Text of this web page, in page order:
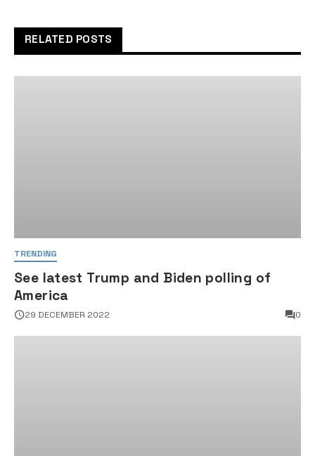
RELATED POSTS
TRENDING
See latest Trump and Biden polling of
America
29 DECEMBER 2022 0